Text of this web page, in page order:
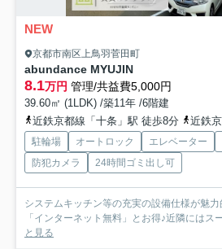
NEW
京都市南区上鳥羽菅田町
abundance MYUJIN
8.1万円 管理/共益費5,000円
39.60㎡ (1LDK) /築11年 /6階建
近鉄京都線「十条」駅 徒歩8分
近鉄京
駐輪場 オートロック エレベーター
防犯カメラ
24時間ゴミ出し可
システムキッチン等の充実の設備仕様が魅
「インターネット無料」とお得♪近隣にはス
と見る